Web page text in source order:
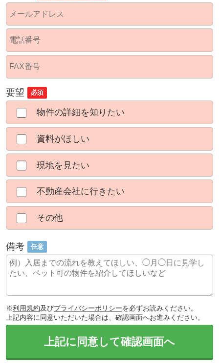
要望 必須
物件の詳細を知りたい
資料がほしい
現地を見たい
不動産会社に行きたい
その他
備考 任意
※利用規約及びプライバシーポリシーを必ずお読みください。
上記内容に同意いただいた場合は、確認画面へお進みください。
上記に同意して確認画面へ